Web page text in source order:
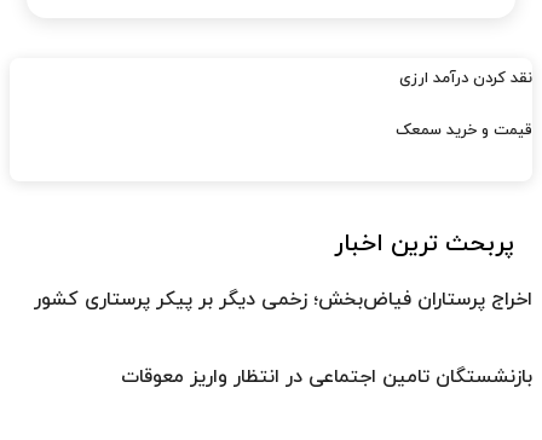
نقد کردن درآمد ارزی
قیمت و خرید سمعک
پربحث ترین اخبار
اخراج پرستاران فیاض‌بخش؛ زخمی دیگر بر پیکر پرستاری کشور
بازنشستگان تامین اجتماعی در انتظار واریز معوقات